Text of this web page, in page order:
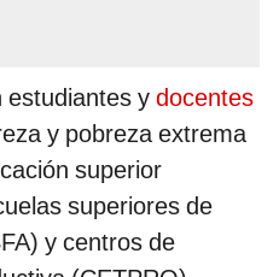
estudiantes y docentes
y pobreza extrema
superior
superiores de
y centros de